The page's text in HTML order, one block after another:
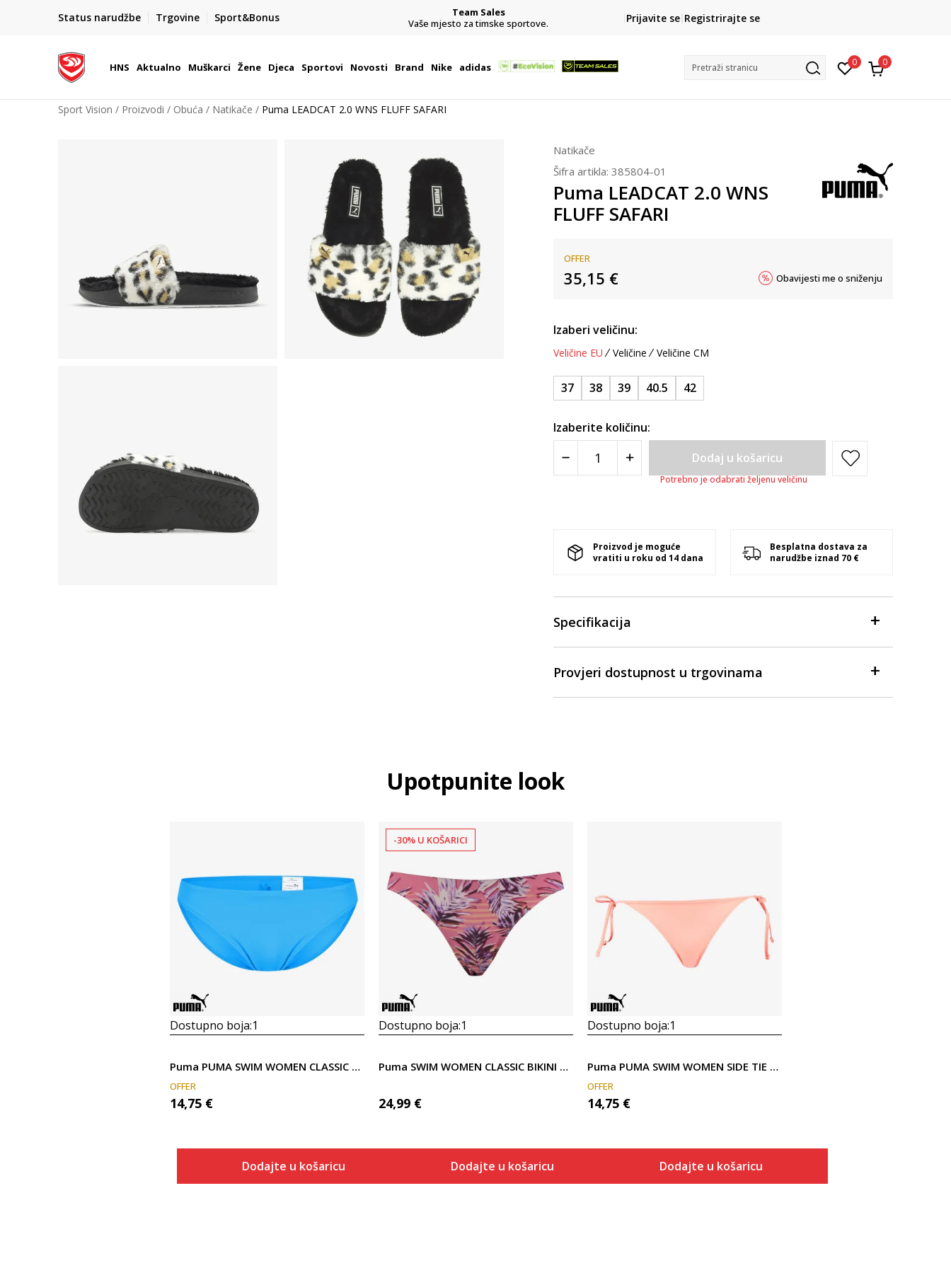
Status narudžbe Trgovine Sport&Bonus
BOX NOW
Dostava 1,50 €
| Više od 800 paketomata u Hrvatskoj
Team Sales
Vaše mjesto za timske sportove.
CLICK& COLLECT
besplatno preuzimanje u trgovini
Prijavite se Registrirajte se
HNS Aktualno Muškarci Žene Djeca Sportovi Novosti Brand Nike adidas Pretraži stranicu 0 0
Sport Vision Proizvodi Obuća Natikače Puma LEADCAT 2.0 WNS FLUFF SAFARI
Natikače
Šifra artikla: 385804-01
Puma LEADCAT 2.0 WNS
FLUFF SAFARI
OFFER
35,15 € Obavijesti me o sniženju
Izaberi veličinu:
Veličine EU Veličine Veličine CM
37 38 39 40.5 42
Izaberite količinu:
Dodaj u košaricu
Potrebno je odabrati željenu veličinu
Proizvod je moguće
vratiti u roku od 14 dana
Besplatna dostava za
narudžbe iznad 70 €
Specifikacija
Provjeri dostupnost u trgovinama
Upotpunite look
Dostupno boja:1
Puma PUMA SWIM WOMEN CLASSIC BIKINI BOTTOM 1P
OFFER
14,75 €
Dodajte u košaricu
-30% U KOŠARICI
Dostupno boja:1
Puma SWIM WOMEN CLASSIC BIKINI AOP BOTTO
24,99 €
Dodajte u košaricu
Dostupno boja:1
Puma PUMA SWIM WOMEN SIDE TIE BIKINI BOTTOM
OFFER
14,75 €
Dodajte u košaricu